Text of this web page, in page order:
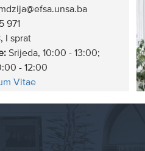
971
I sprat
Srijeda, 10:00 - 13:00;
- 12:00
Vitae